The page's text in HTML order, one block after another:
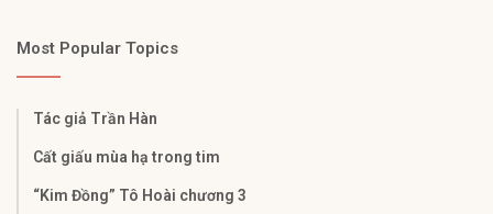
Most Popular Topics
Tác giả Trần Hàn
Cất giấu mùa hạ trong tim
“Kim Đồng” Tô Hoài chương 3